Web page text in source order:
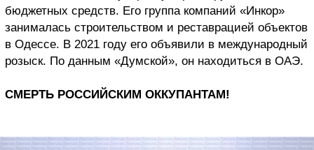
бюджетных средств. Его группа компаний «Инкор»
занималась строительством и реставрацией объектов
в Одессе. В 2021 году его объявили в международный
розыск. По данным «Думской», он находиться в ОАЭ.
СМЕРТЬ РОССИЙСКИМ ОККУПАНТАМ!